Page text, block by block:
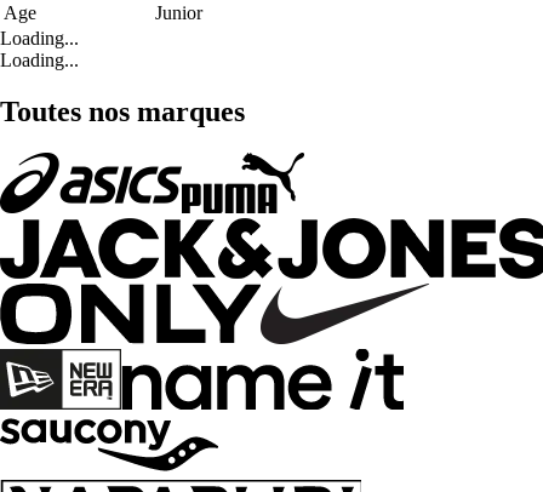
Age
Junior
Loading...
Loading...
Toutes nos marques